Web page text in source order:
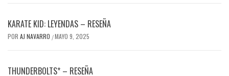
KARATE KID: LEYENDAS – RESEÑA
POR AJ NAVARRO /MAYO 9, 2025
THUNDERBOLTS* – RESEÑA